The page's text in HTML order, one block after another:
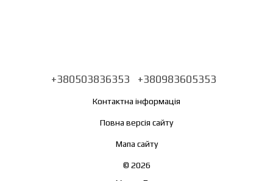
+380503836353 +380983605353
Контактна інформація
Повна версія сайту
Мапа сайту
© 2026